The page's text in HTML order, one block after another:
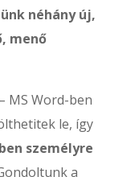
néhány új,
menő
MS Word-ben
le, így
személyre
a